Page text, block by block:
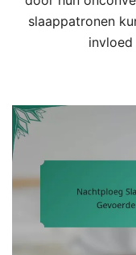
slaappatronen